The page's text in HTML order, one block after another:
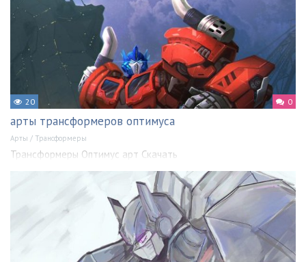
20 0
арты трансформеров оптимуса
Арты / Трансформеры
Трансформеры Оптимус арт Скачать